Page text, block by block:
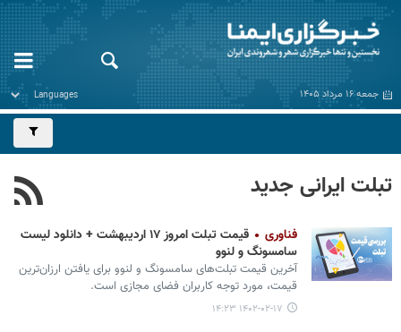
جمعه ۱۶ مرداد ۱۴۰۵
تبلت ایرانی جدید
فناوری
قیمت تبلت امروز ۱۷ اردیبهشت + دانلود لیست
سامسونگ و لنوو
آخرین قیمت تبلت‌های سامسونگ و لنوو برای یافتن ارزان‌ترین
قیمت، مورد توجه کاربران فضای مجازی است.
۱۴۰۲-۰۲-۱۷ ۱۴:۲۳